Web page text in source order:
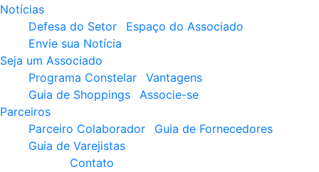
Notícias
Defesa do Setor
Espaço do Associado
Envie sua Notícia
Seja um Associado
Programa Constelar
Vantagens
Guia de Shoppings
Associe-se
Parceiros
Parceiro Colaborador
Guia de Fornecedores
Guia de Varejistas
Contato